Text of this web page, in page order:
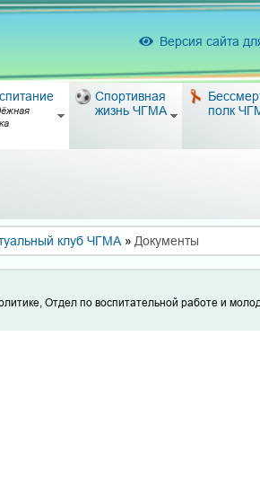
Версия сайта
Спортивная
жизнь ЧГМА
полк
клуб ЧГМА » Документы
Отдел по воспитательной работе и